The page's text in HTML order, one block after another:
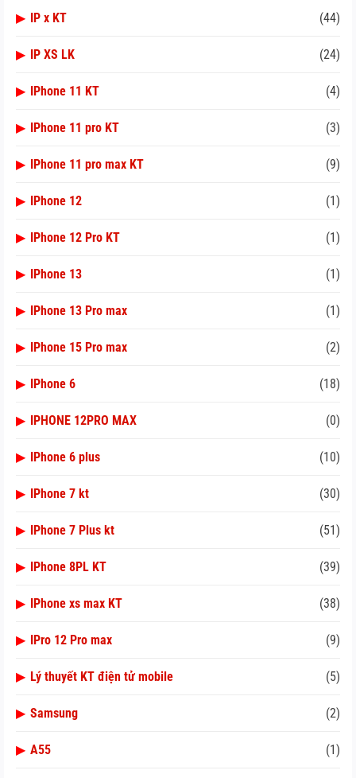
▶ IP x KT (44)
▶ IP XS LK (24)
▶ IPhone 11 KT (4)
▶ IPhone 11 pro KT (3)
▶ IPhone 11 pro max KT (9)
▶ IPhone 12 (1)
▶ IPhone 12 Pro KT (1)
▶ IPhone 13 (1)
▶ IPhone 13 Pro max (1)
▶ IPhone 15 Pro max (2)
▶ IPhone 6 (18)
▶ IPHONE 12PRO MAX (0)
▶ IPhone 6 plus (10)
▶ IPhone 7 kt (30)
▶ IPhone 7 Plus kt (51)
▶ IPhone 8PL KT (39)
▶ IPhone xs max KT (38)
▶ IPro 12 Pro max (9)
▶ Lý thuyết KT điện tử mobile (5)
▶ Samsung (2)
▶ A55 (1)